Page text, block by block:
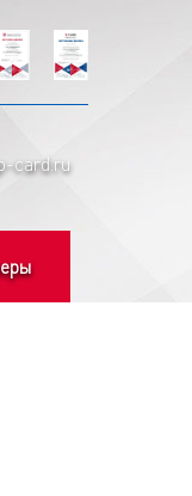
card.ru